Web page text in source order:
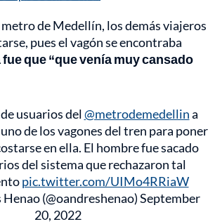
de Medellín, los demás viajeros
pues el vagón se encontraba
que “que venía muy cansado
usuarios del@metrodemedellina
de los vagones del tren para poner
en ella. El hombre fue sacado
del sistema que rechazaron tal
pic.twitter.com/UIMo4RRiaW
(@oandreshenao)September
20, 2022